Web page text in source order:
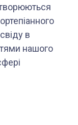
в
нашого